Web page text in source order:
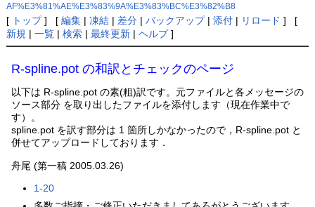
AF%E3%81%AE%E3%83%9A%E3%83%BC%E3%82%B8
[ トップ] [ 編集| 凍結| 差分| バックアップ| 添付| リロード ] [
新規 | 一覧| 検索| 最終更新| ヘルプ]
R-spline.pot の和訳とチェックのページ
以下は R-spline.pot の素(粗)訳です。元ファイルと各メッセージの
ソース部分 を取り出したファイルを添付します（現在作業中で
す）。
spline.pot を訳す部分は 1 箇所しかなかったので，R-spline.pot と
併せてアップロードしております．
舟尾 (第一稿 2005.03.26)
1-20